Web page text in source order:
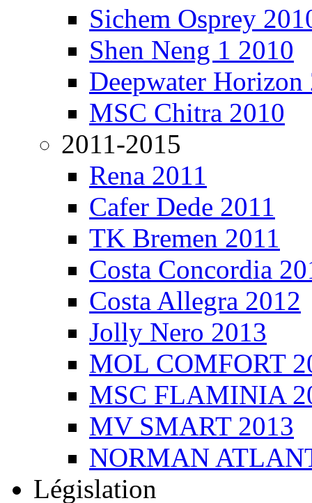
Sichem Osprey
Shen Neng 1 2010
Deepwater Horizon
MSC Chitra 2010
2011-2015
Rena 2011
Cafer Dede 2011
TK Bremen 2011
Costa Concordia
Costa Allegra 2012
Jolly Nero 2013
MOL COMFORT
MSC FLAMINIA
MV SMART 2013
NORMAN
Législation